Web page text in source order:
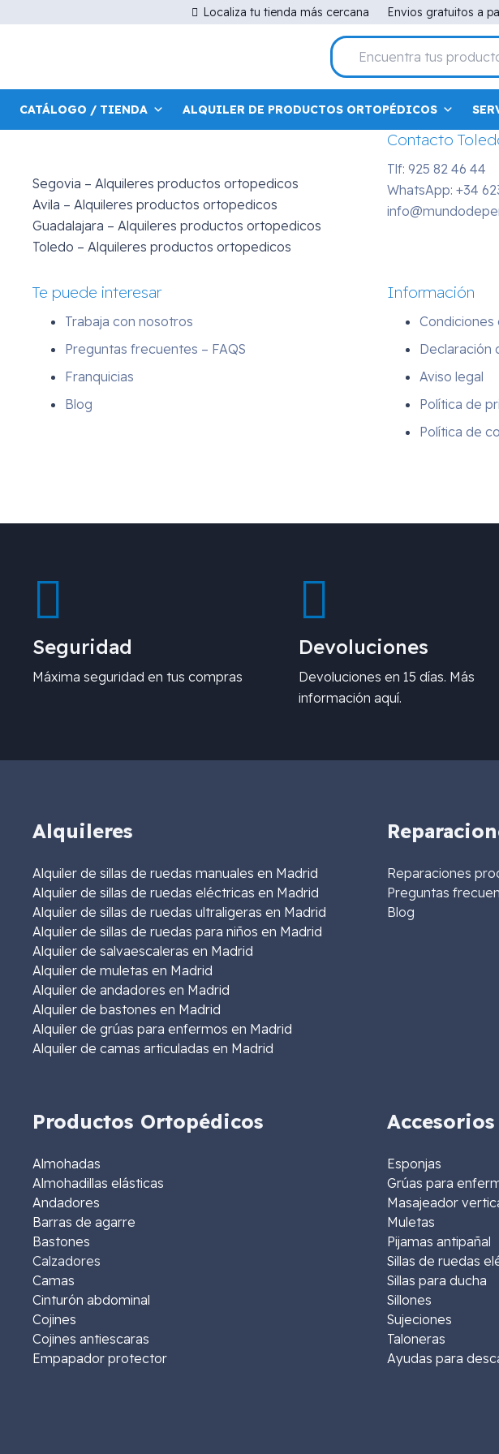
Localiza tu tienda más cercana Envios gratuitos a
CATÁLOGO / TIENDA ALQUILER DE PRODUCTOS ORTOPÉDICOS
Toledo – Rda. Buenavista 45
Segovia – Alquileres productos ortopedicos
Avila – Alquileres productos ortopedicos
Guadalajara – Alquileres productos ortopedicos
Toledo – Alquileres productos ortopedicos
Contacto
Tlf: 91 498 07 53
WhatsApp:+34
Contacto
Tlf: 925 82 46 44
WhatsApp:+34
Te puede interesar
Trabaja con nosotros
Preguntas frecuentes – FAQS
Franquicias
Blog
Información
Declaración
Aviso legal
Política de
Política de
Seguridad
Máxima seguridad en tus compras
Devoluciones
Devoluciones en 15 días. Más
información aquí.
Alquileres
Alquiler de sillas de ruedas manuales en Madrid
Alquiler de sillas de ruedas eléctricas en Madrid
Alquiler de sillas de ruedas ultraligeras en Madrid
Alquiler de sillas de ruedas para niños en Madrid
Alquiler de salvaescaleras en Madrid
Alquiler de muletas en Madrid
Alquiler de andadores en Madrid
Alquiler de bastones en Madrid
Alquiler de grúas para enfermos en Madrid
Alquiler de camas articuladas en Madrid
Reparaciones
Preguntas
Blog
Productos Ortopédicos
Almohadas
Almohadillas elásticas
Andadores
Barras de agarre
Bastones
Calzadores
Camas
Cinturón abdominal
Cojines
Cojines antiescaras
Empapador protector
Esponjas
Grúas para
Masajeador
Muletas
Pijamas antipañal
Sillas de ruedas
Sillas para ducha
Sillones
Sujeciones
Taloneras
Ayudas para